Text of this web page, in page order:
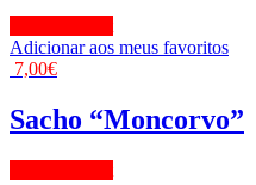
Adicionar aos meus favoritos
7,00€
Sacho “Moncorvo”